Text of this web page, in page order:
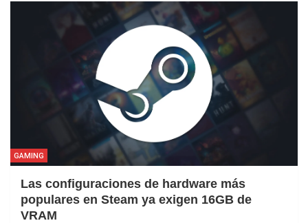
GAMING
Las configuraciones de hardware más
populares en Steam ya exigen 16GB de
VRAM